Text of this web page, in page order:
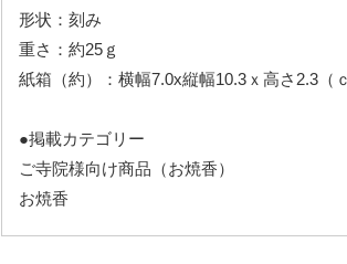
形状：刻み
重さ：約25ｇ
紙箱（約）：横幅7.0x縦幅10.3ｘ高さ2.3（ｃ
●掲載カテゴリー
ご寺院様向け商品（お焼香）
お焼香